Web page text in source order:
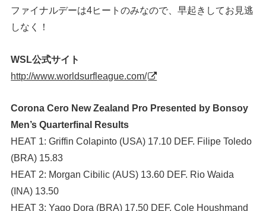
ファイナルデーは4ヒートのみなので、早起きしてお見逃
しなく！
WSL公式サイト
http://www.worldsurfleague.com/
Corona Cero New Zealand Pro Presented by Bonsoy
Men’s Quarterfinal Results
HEAT 1: Griffin Colapinto (USA) 17.10 DEF. Filipe Toledo
(BRA) 15.83
HEAT 2: Morgan Cibilic (AUS) 13.60 DEF. Rio Waida
(INA) 13.50
HEAT 3: Yago Dora (BRA) 17.50 DEF. Cole Houshmand